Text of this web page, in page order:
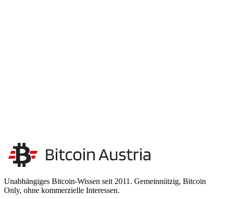
Unsere Unabhängigkeit stärken Kontakt aufnehmen
Unabhängiges Bitcoin-Wissen seit 2011. Gemeinnützig, Bitcoin
Only, ohne kommerzielle Interessen.